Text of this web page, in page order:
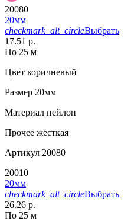
20080
20мм
checkmark_alt_circleВыбрать
17.51 р.
По 25 м
Цвет коричневый
Размер 20мм
Материал нейлон
Прочее жесткая
Артикул 20080
20010
20мм
checkmark_alt_circleВыбрать
26.26 р.
По 25 м